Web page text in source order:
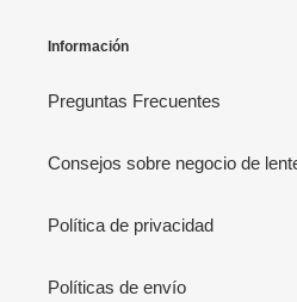
Información
Preguntas Frecuentes
Consejos sobre negocio de
Política de privacidad
Políticas de envío